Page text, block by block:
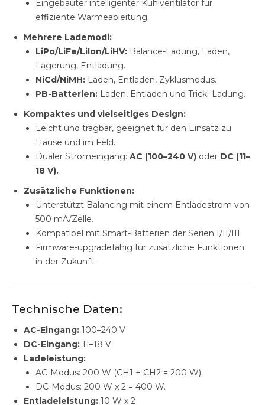
Eingebauter intelligenter Kühlventilator für
effiziente Wärmeableitung.
Mehrere Lademodi:
LiPo/LiFe/LiIon/LiHV: Balance-Ladung, Laden,
Lagerung, Entladung.
NiCd/NiMH: Laden, Entladen, Zyklusmodus.
PB-Batterien: Laden, Entladen und Trickl-Ladung.
Kompaktes und vielseitiges Design:
Leicht und tragbar, geeignet für den Einsatz zu
Hause und im Feld.
Dualer Stromeingang: AC (100–240 V) oder DC (11–
18 V).
Zusätzliche Funktionen:
Unterstützt Balancing mit einem Entladestrom von
500 mA/Zelle.
Kompatibel mit Smart-Batterien der Serien I/II/III.
Firmware-upgradefähig für zusätzliche Funktionen
in der Zukunft.
Technische Daten:
AC-Eingang: 100–240 V
DC-Eingang: 11–18 V
Ladeleistung:
AC-Modus: 200 W (CH1 + CH2 = 200 W).
DC-Modus: 200 W x 2 = 400 W.
Entladeleistung: 10 W x 2